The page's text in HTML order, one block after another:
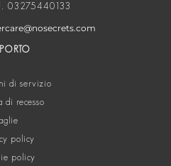
03275440133
di servizio
di recesso
policy
policy